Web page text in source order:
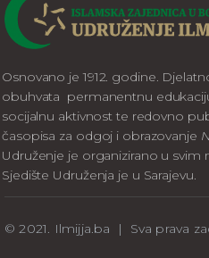
Osnovano je 1912. godine.
obuhvata permanentnu
socijalnu aktivnost te redovno
časopisa za odgoj i obrazovanje
Udruženje je organizirano u svim
Sjedište Udruženja je u Sarajevu.
© 2021. Ilmijja.ba | Sva prava